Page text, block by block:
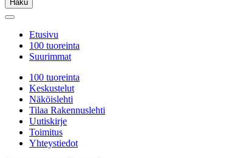
Haku
Etusivu
100 tuoreinta
Suurimmat
100 tuoreinta
Keskustelut
Näköislehti
Tilaa Rakennuslehti
Uutiskirje
Toimitus
Yhteystiedot